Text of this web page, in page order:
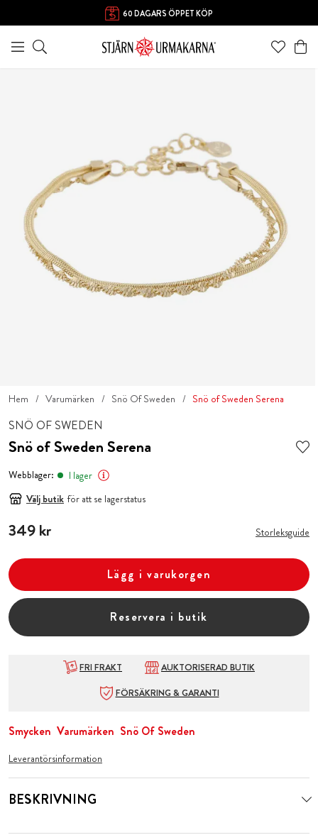
60 DAGARS ÖPPET KÖP
Hem Varumärken Snö Of Sweden Snö of Sweden Serena
SNÖ OF SWEDEN
Snö of Sweden Serena
Webblager:
I lager
Välj butik för att se lagerstatus
Pris :349 kr
349 kr Storleksguide
Lägg i varukorgen
Reservera i butik
FRI FRAKT
AUKTORISERAD BUTIK
FÖRSÄKRING & GARANTI
Smycken Varumärken Snö Of Sweden
Leverantörsinformation
BESKRIVNING